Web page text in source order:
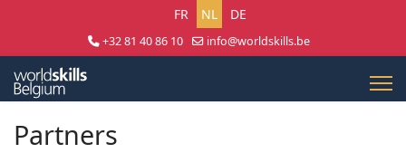
Selecteer uw taal
FR NL DE
+32 81 40 86 10
info@worldskills.be
Partners